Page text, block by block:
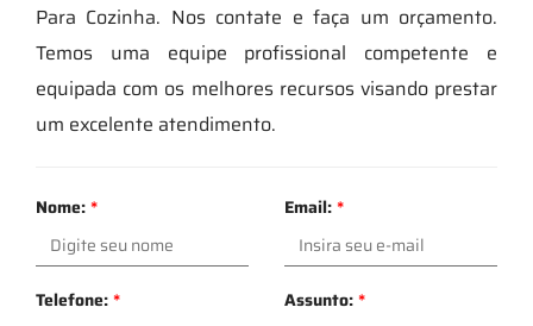
Para Cozinha. Nos contate e faça um orçamento.
Temos uma equipe profissional competente e
equipada com os melhores recursos visando prestar
um excelente atendimento.
Nome:* Email:*
Telefone:* Assunto:*